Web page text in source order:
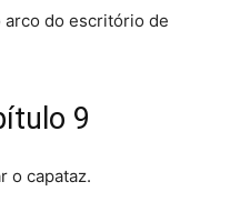
arco do escritório de
9
o capataz.